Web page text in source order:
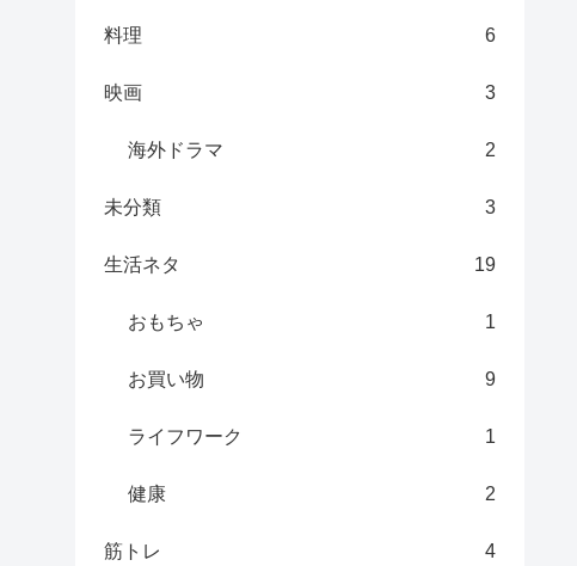
料理 6
映画 3
海外ドラマ 2
未分類 3
生活ネタ 19
おもちゃ 1
お買い物 9
ライフワーク 1
健康 2
筋トレ 4